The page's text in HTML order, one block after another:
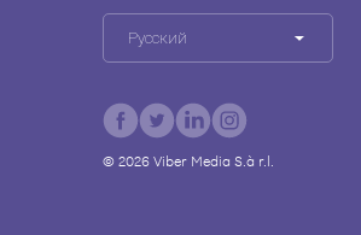
Русский
© 2026Viber Media S.à r.l.